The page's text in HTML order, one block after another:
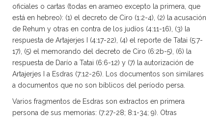
oficiales o cartas (todas en arameo excepto la primera, que
está en hebreo): (1) el decreto de Ciro (1:2-4), (2) la acusación
de Rehum y otras en contra de los judíos (4:11-16), (3) la
respuesta de Artajerjes I (4:17-22), (4) el reporte de Tatai (5:7-
17), (5) el memorando del decreto de Ciro (6:2b-5), (6) la
respuesta de Darío a Tatai (6:6-12) y (7) la autorización de
Artajerjes I a Esdras (7:12-26). Los documentos son similares
a documentos que no son bíblicos del período persa.
Varios fragmentos de Esdras son extractos en primera
persona de sus memorias: (7:27-28; 8:1-34; 9). Otras